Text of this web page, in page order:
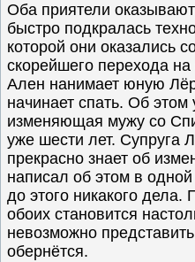
Оба приятели
быстро подкралась
которой они оказались
скорейшего перехода
Ален нанимает юную
начинает спать. Об
изменяющая мужу со
уже шести лет. Супруга
прекрасно знает об
написал об этом в одной
до этого никакого дела.
обоих становится
невозможно
обернётся.